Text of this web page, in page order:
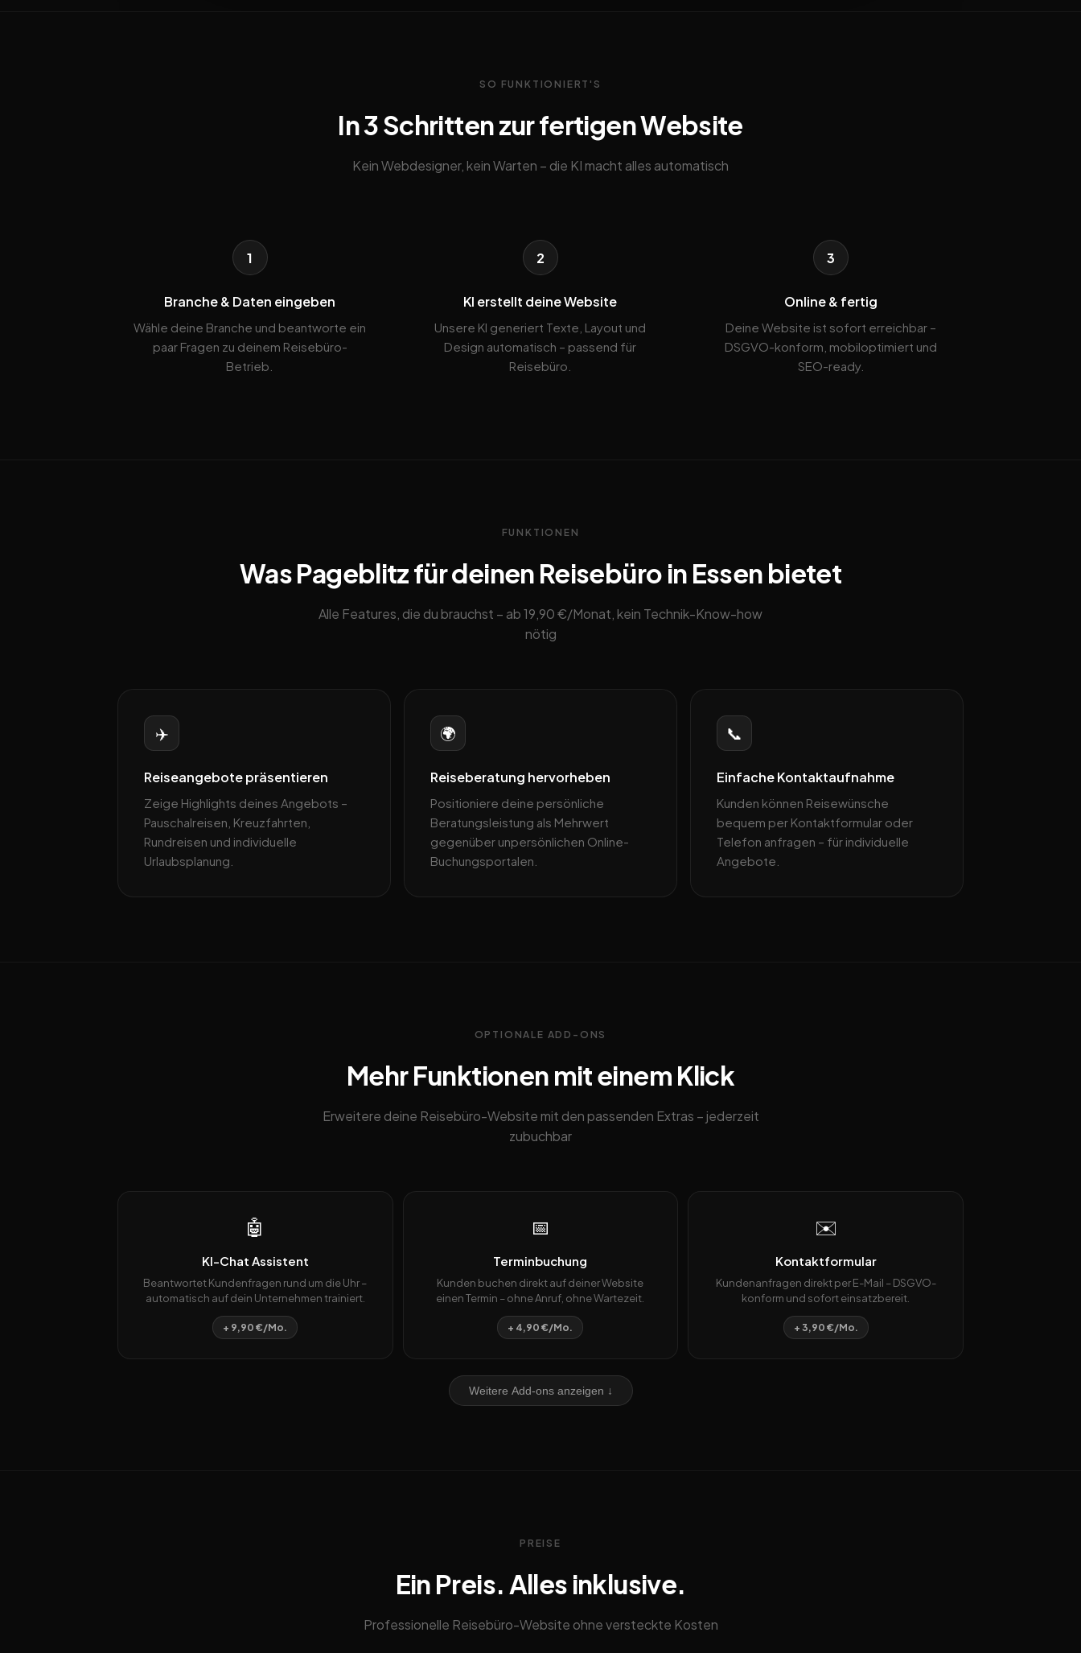
SO FUNKTIONIERT'S
In 3 Schritten zur fertigen Website
Kein Webdesigner, kein Warten – die KI macht alles automatisch
1
Branche & Daten eingeben
Wähle deine Branche und beantworte ein
paar Fragen zu deinem Reisebüro-
Betrieb.
2
KI erstellt deine Website
Unsere KI generiert Texte, Layout und
Design automatisch – passend für
Reisebüro.
3
Online & fertig
Deine Website ist sofort erreichbar –
DSGVO-konform, mobiloptimiert und
SEO-ready.
FUNKTIONEN
Was Pageblitz für deinen Reisebüro in Essen bietet
Alle Features, die du brauchst – ab 19,90 €/Monat, kein Technik-Know-how
nötig
✈️
Reiseangebote präsentieren
Zeige Highlights deines Angebots –
Pauschalreisen, Kreuzfahrten,
Rundreisen und individuelle
Urlaubsplanung.
🌍
Reiseberatung hervorheben
Positioniere deine persönliche
Beratungsleistung als Mehrwert
gegenüber unpersönlichen Online-
Buchungsportalen.
📞
Einfache Kontaktaufnahme
Kunden können Reisewünsche
bequem per Kontaktformular oder
Telefon anfragen – für individuelle
Angebote.
OPTIONALE ADD-ONS
Mehr Funktionen mit einem Klick
Erweitere deine Reisebüro-Website mit den passenden Extras – jederzeit
zubuchbar
🤖
KI-Chat Assistent
Beantwortet Kundenfragen rund um die Uhr –
automatisch auf dein Unternehmen trainiert.
+ 9,90 €/Mo.
📅
Terminbuchung
Kunden buchen direkt auf deiner Website
einen Termin – ohne Anruf, ohne Wartezeit.
+ 4,90 €/Mo.
✉️
Kontaktformular
Kundenanfragen direkt per E-Mail – DSGVO-
konform und sofort einsatzbereit.
+ 3,90 €/Mo.
Weitere Add-ons anzeigen ↓
PREISE
Ein Preis. Alles inklusive.
Professionelle Reisebüro-Website ohne versteckte Kosten